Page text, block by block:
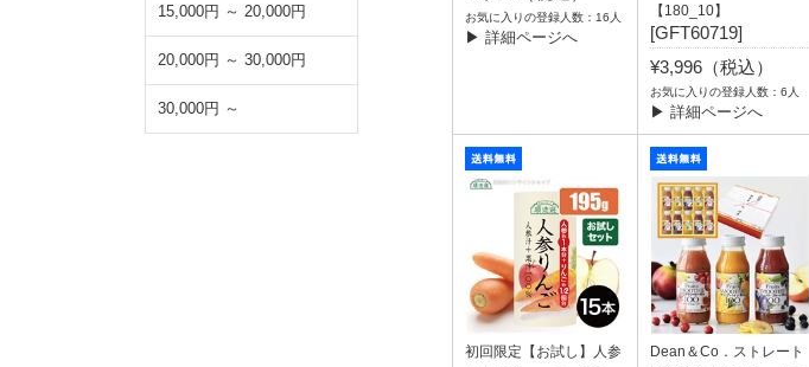
15,000円 ～ 20,000円
20,000円 ～ 30,000円
30,000円 ～
お気に入りの登録人数：16人
▶ 詳細ページへ
【180_10】
[GFT60719]
¥3,996（税込）
お気に入りの登録人数：6人
▶ 詳細ページへ
初回限定【お試し】人参
Dean＆Co．ストレート